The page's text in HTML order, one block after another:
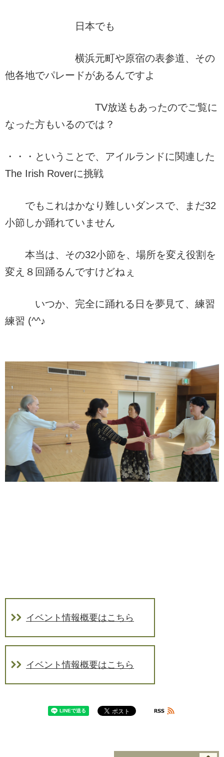
日本でも
横浜元町や原宿の表参道、その
他各地でパレードがあるんですよ
TV放送もあったのでご覧に
なった方もいるのでは？
・・・ということで、アイルランドに関連した
The Irish Roverに挑戦
でもこれはかなり難しいダンスで、まだ32
小節しか踊れていません
本当は、その32小節を、場所を変え役割を
変え８回踊るんですけどねぇ
いつか、完全に踊れる日を夢見て、練習
練習 (^^♪
イベント情報概要はこちら
イベント情報概要はこちら